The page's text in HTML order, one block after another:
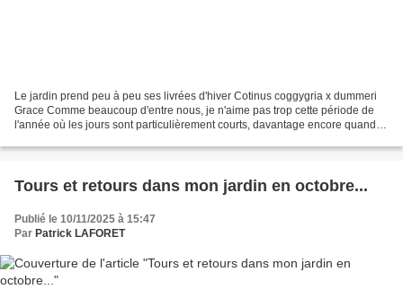
Le jardin prend peu à peu ses livrées d'hiver Cotinus coggygria x dummeri
Grace Comme beaucoup d'entre nous, je n'aime pas trop cette période de
l'année où les jours sont particulièrement courts, davantage encore quand le
Tours et retours dans mon jardin en octobre...
Publié le 10/11/2025 à 15:47
Par Patrick LAFORET